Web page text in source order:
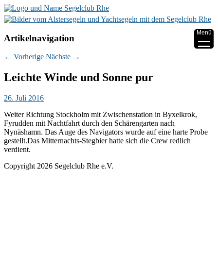
Artikelnavigation
← Vorherige Nächste →
Leichte Winde und Sonne pur
26. Juli 2016
Weiter Richtung Stockholm mit Zwischenstation in Byxelkrok,
Fyrudden mit Nachtfahrt durch den Schärengarten nach
Nynäshamn. Das Auge des Navigators wurde auf eine harte Probe
gestellt.Das Mitternachts-Stegbier hatte sich die Crew redlich
verdient.
Copyright 2026 Segelclub Rhe e.V.
Menü
▼